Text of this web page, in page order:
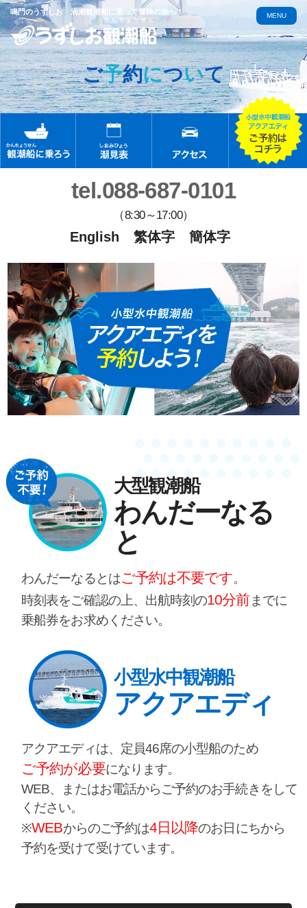
鳴門のうずしお 渦潮観潮船に乗って冒険の旅へ！
tel.088-687-0101
（8:30～17:00）
English 繁体字 簡体字
MENU
ご予約について
大型観潮船
わんだーなる
と
わんだーなるとはご予約は不要です。
時刻表をご確認の上、出航時刻の10分前 までに
乗船券をお求めください。
小型水中観潮船
アクアエディ
アクアエディは、定員46席の小型船のため
ご予約が必要になります。
WEB、またはお電話からご予約のお手続きをして
ください。
※WEBからのご予約は4日以降のお日にちから
予約を受けて受けています。